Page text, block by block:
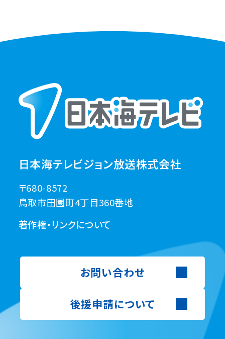
日本海テレビジョン放送株式会社
〒680-8572
鳥取市田園町4丁目360番地
著作権・リンクについて
お問い合わせ
後援申請について